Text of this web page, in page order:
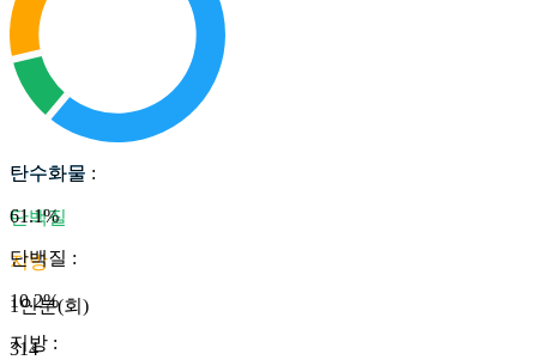
탄수화물
단백질
지방
1인분(회)
314
탄수화물 :
61.1%
단백질 :
10.2%
지방 :